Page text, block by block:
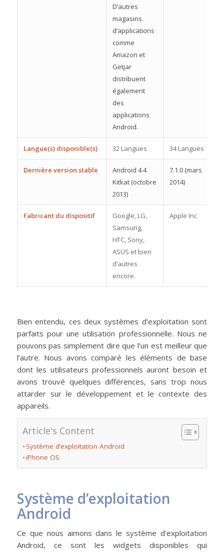
D’autres
magasins
d’applications
comme
Amazon et
Getjar
distribuent
également
des
applications
Android.
Langue(s) disponible(s) 32 Langues 34 Langues
Dernière version stable
Android 4.4
Kitkat (octobre
2013)
7.1.0 (mars
2014)
Fabricant du dispositif
Google, LG,
Samsung,
HTC, Sony,
ASUS et bien
d’autres
encore.
Apple Inc
Bien entendu, ces deux systèmes d’exploitation sont
parfaits pour une utilisation professionnelle. Nous ne
pouvons pas simplement dire que l’un est meilleur que
l’autre. Nous avons comparé les éléments de base
dont les utilisateurs professionnels auront besoin et
avons trouvé quelques différences, sans trop nous
attarder sur le développement et le contexte des
appareils.
Article's Content
Système d’exploitation Android
iPhone OS
Système d’exploitation
Android
Ce que nous aimons dans le système d’exploitation
Android, ce sont les widgets disponibles qui